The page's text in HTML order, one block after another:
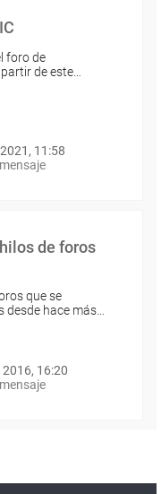
foro de
de este…
11:58
de foros
que se
hace más…
16:20